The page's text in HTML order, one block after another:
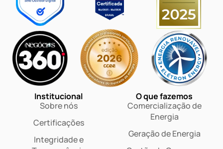
Institucional
Sobre nós
Certificações
Integridade e
O que fazemos
Comercialização de
Energia
Geração de Energia